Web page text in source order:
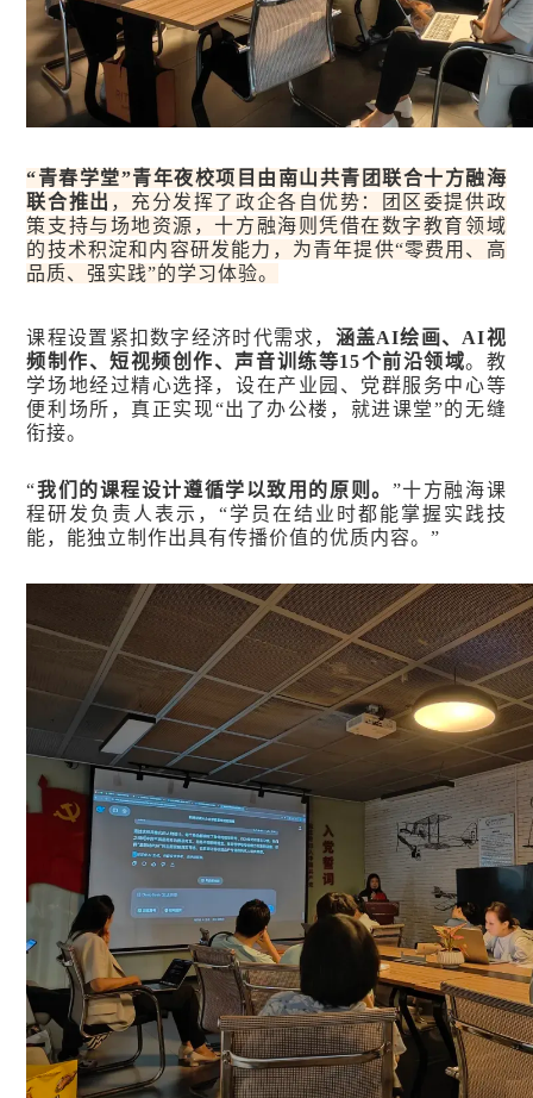
“青春学堂”青年夜校项目由南山共青团联合十方融海
联合推出 ，充分发挥了政企各自优势：团区委提供政
策支持与场地资源，十方融海则凭借在数字教育领域
的技术积淀和内容研发能力，为青年提供“零费用、高
品质、强实践”的学习体验。
课程设置紧扣数字经济时代需求， 涵盖AI绘画、AI视
频制作、短视频创作、声音训练等15个前沿领域。教
学场地经过精心选择，设在产业园、党群服务中心等
便利场所，真正实现“出了办公楼，就进课堂”的无缝
衔接。
“我们的课程设计遵循学以致用的原则。 ”十方融海课
程研发负责人表示，“学员在结业时都能掌握实践技
能，能独立制作出具有传播价值的优质内容。”